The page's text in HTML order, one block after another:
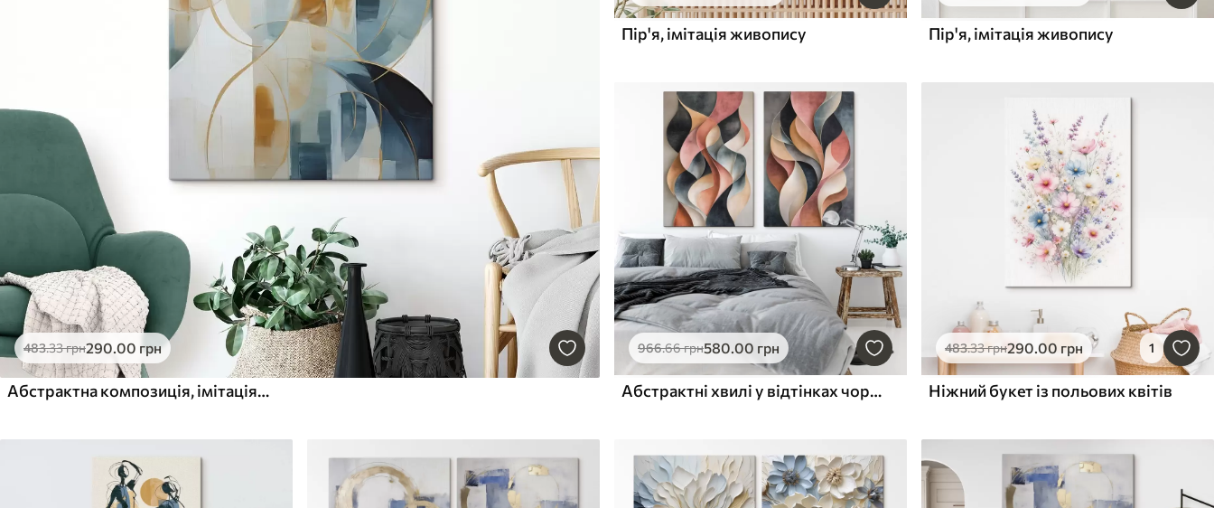
483.33грн290.00 грн
Абстрактна композиція, імітація живопису
Пір'я, імітація живопису Пір'я, імітація живопису
966.66грн580.00 грн
Абстрактні хвилі у відтінках чорного та теракоти
483.33грн290.00 грн 1
Ніжний букет із польових квітів